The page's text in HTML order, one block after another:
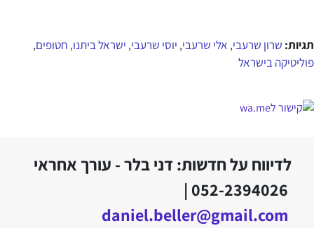
תגיות: שרון שרעבי, אלי שרעבי, יוסי שרעבי, ישראל ביתנו, חטופים,
פוליטיקה בישראל
לדיווח על חדשות: דני בלר - עורך אחראי
052-2394026 |
daniel.beller@gmail.com